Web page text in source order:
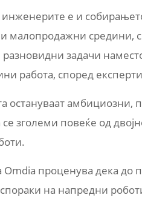
е и
малопродажни средини,
задачи
работа, според
остануваат амбициозни,
зголеми повеќе од
проценува дека до
на напредни